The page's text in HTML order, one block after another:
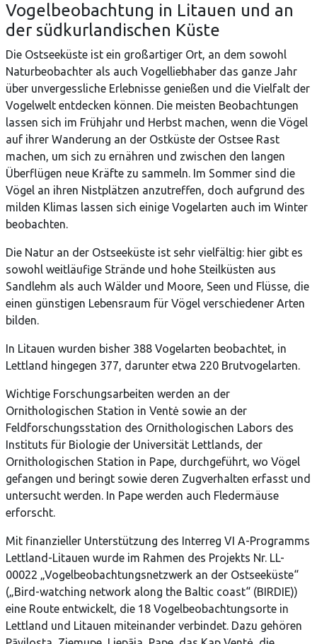
Vogelbeobachtung in Litauen und an
der südkurlandischen Küste
Die Ostseeküste ist ein großartiger Ort, an dem sowohl
Naturbeobachter als auch Vogelliebhaber das ganze Jahr
über unvergessliche Erlebnisse genießen und die Vielfalt der
Vogelwelt entdecken können. Die meisten Beobachtungen
lassen sich im Frühjahr und Herbst machen, wenn die Vögel
auf ihrer Wanderung an der Ostküste der Ostsee Rast
machen, um sich zu ernähren und zwischen den langen
Überflügen neue Kräfte zu sammeln. Im Sommer sind die
Vögel an ihren Nistplätzen anzutreffen, doch aufgrund des
milden Klimas lassen sich einige Vogelarten auch im Winter
beobachten.
Die Natur an der Ostseeküste ist sehr vielfältig: hier gibt es
sowohl weitläufige Strände und hohe Steilküsten aus
Sandlehm als auch Wälder und Moore, Seen und Flüsse, die
einen günstigen Lebensraum für Vögel verschiedener Arten
bilden.
In Litauen wurden bisher 388 Vogelarten beobachtet, in
Lettland hingegen 377, darunter etwa 220 Brutvogelarten.
Wichtige Forschungsarbeiten werden an der
Ornithologischen Station in Ventė sowie an der
Feldforschungsstation des Ornithologischen Labors des
Instituts für Biologie der Universität Lettlands, der
Ornithologischen Station in Pape, durchgeführt, wo Vögel
gefangen und beringt sowie deren Zugverhalten erfasst und
untersucht werden. In Pape werden auch Fledermäuse
erforscht.
Mit finanzieller Unterstützung des Interreg VI A-Programms
Lettland-Litauen wurde im Rahmen des Projekts Nr. LL-
00022 „Vogelbeobachtungsnetzwerk an der Ostseeküste“
(„Bird-watching network along the Baltic coast“ (BIRDIE))
eine Route entwickelt, die 18 Vogelbeobachtungsorte in
Lettland und Litauen miteinander verbindet. Dazu gehören